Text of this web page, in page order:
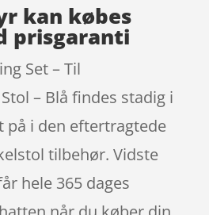
kan købes
prisgaranti
Set – Til
– Blå findes stadig i
på i den eftertragtede
tilbehør. Vidste
hele 365 dages